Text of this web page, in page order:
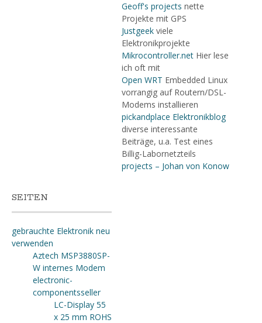
Geoff's projects nette
Projekte mit GPS
Justgeekviele
Elektronikprojekte
Mikrocontroller.netHier lese
ich oft mit
Open WRT Embedded Linux
vorrangig auf Routern/DSL-
Modems installieren
pickandplace Elektronikblog
diverse interessante
Beiträge, u.a. Test eines
Billig-Labornetzteils
projects – Johan von Konow
SEITEN
gebrauchte Elektronik neu
verwenden
Aztech MSP3880SP-
W internes Modem
electronic-
componentsseller
LC-Display 55
x 25 mm ROHS